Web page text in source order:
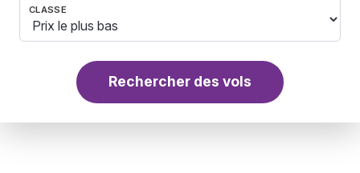
CLASSE
Rechercher des vols